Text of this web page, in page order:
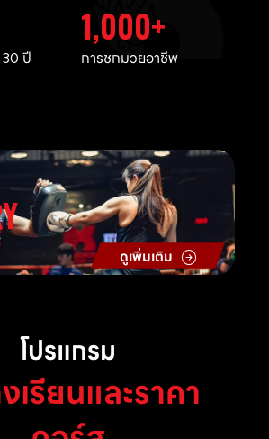
ปี
1,000
การชกมวยอาชีพ
ดูเพิ่มเติม
โปรแกรม
เรียนและราคา